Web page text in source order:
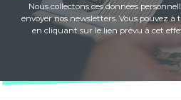
Nous collectons ces données
envoyer nos newsletters. Vous pouvez
en cliquant sur le lien prévu à cet